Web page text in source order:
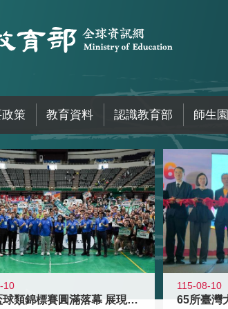
策 教育資料 認識教育部 師生
10
教育盃球類錦標賽圓滿落幕 展現教育
115-08-10
65所臺灣